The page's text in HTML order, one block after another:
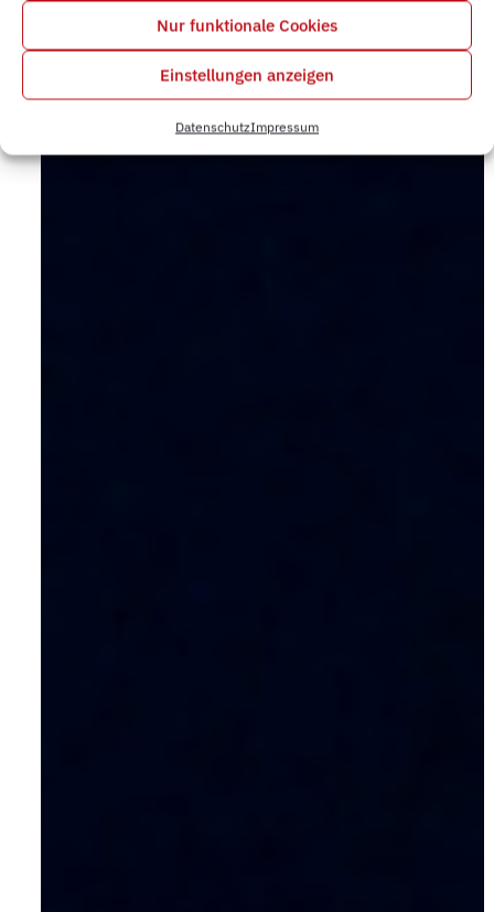
Nur funktionale Cookies
Einstellungen anzeigen
DatenschutzImpressum